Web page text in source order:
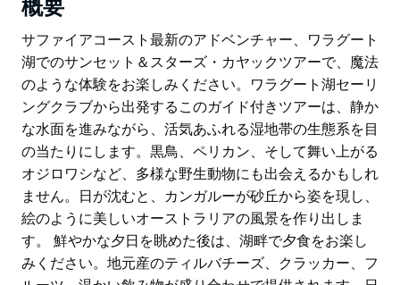
概要
サファイアコースト最新のアドベンチャー、ワラグート
湖でのサンセット＆スターズ・カヤックツアーで、魔法
のような体験をお楽しみください。ワラグート湖セーリ
ングクラブから出発するこのガイド付きツアーは、静か
な水面を進みながら、活気あふれる湿地帯の生態系を目
の当たりにします。黒鳥、ペリカン、そして舞い上がる
オジロワシなど、多様な野生動物にも出会えるかもしれ
ません。日が沈むと、カンガルーが砂丘から姿を現し、
絵のように美しいオーストラリアの風景を作り出しま
す。 鮮やかな夕日を眺めた後は、湖畔で夕食をお楽し
みください。地元産のティルバチーズ、クラッカー、フ